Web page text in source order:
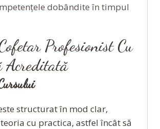
dobândite în timpul
Profesionist Cu
Acreditată
structurat în mod clar,
cu practica, astfel încât să